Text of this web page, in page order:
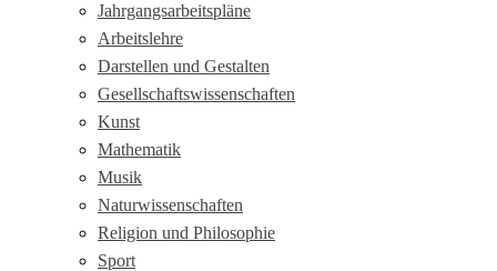
Jahrgangsarbeitspläne
Arbeitslehre
Darstellen und Gestalten
Gesellschaftswissenschaften
Kunst
Mathematik
Musik
Naturwissenschaften
Religion und Philosophie
Sport